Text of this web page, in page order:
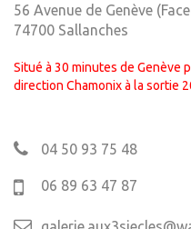
56 Avenue de Genève
74700 Sallanches
Situé à 30 minutes de Genève
direction Chamonix à la sortie
04 50 93 75 48
06 89 63 47 87